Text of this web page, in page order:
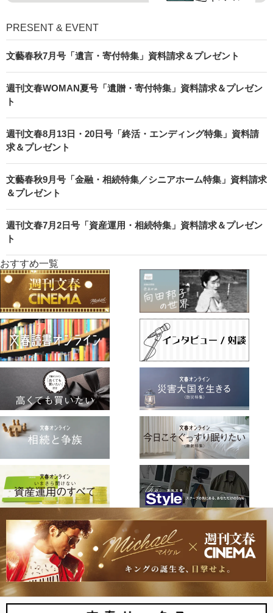
PRESENT & EVENT
文藝春秋7月号「遺言・寄付特集」資料請求＆プレゼント
週刊文春WOMAN夏号「遺贈・寄付特集」資料請求＆プレゼン
ト
週刊文春8月13日・20日号「終活・エンディング特集」資料請
求＆プレゼント
文藝春秋9月号「金融・相続特集／シニアホーム特集」資料請求
＆プレゼント
週刊文春7月2日号「資産運用・相続特集」資料請求＆プレゼン
ト
おすすめ一覧